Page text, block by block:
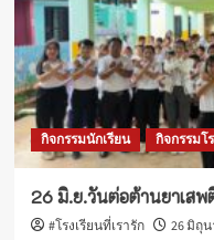
กิจกรรมนักเรียน กิจกรรมโ
26 มิ.ย.วันต่อต้านยาเส
#โรงเรียนที่เรารัก 26 มิถุ